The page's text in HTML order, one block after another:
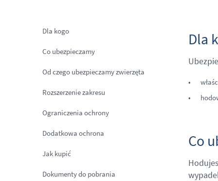
Dla kogo
Co ubezpieczamy
Od czego ubezpieczamy zwierzęta
Rozszerzenie zakresu
Ograniczenia ochrony
Dodatkowa ochrona
Jak kupić
Dokumenty do pobrania
Dla
Co